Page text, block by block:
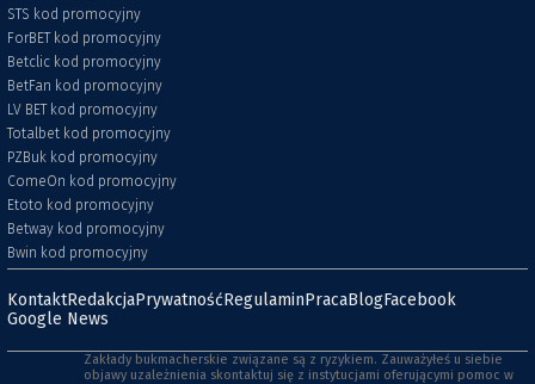
STS kod promocyjny
ForBET kod promocyjny
Betclic kod promocyjny
BetFan kod promocyjny
LV BET kod promocyjny
Totalbet kod promocyjny
PZBuk kod promocyjny
ComeOn kod promocyjny
Etoto kod promocyjny
Betway kod promocyjny
Bwin kod promocyjny
KontaktRedakcjaPrywatnośćRegulaminPracaBlogFacebook
Google News
Zakłady bukmacherskie związane są z ryzykiem. Zauważyłeś u siebie
objawy uzależnienia skontaktuj się z instytucjami oferującymi pomoc w